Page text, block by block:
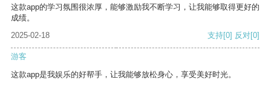
这款app的学习氛围很浓厚，能够激励我不断学习，让我能够取得更好的
成绩。
2025-02-18
支持[0] 反对[0]
游客
这款app是我娱乐的好帮手，让我能够放松身心，享受美好时光。